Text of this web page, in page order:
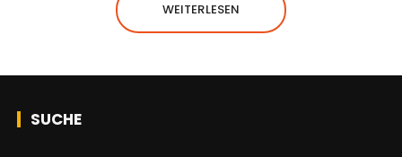
WEITERLESEN
SUCHE